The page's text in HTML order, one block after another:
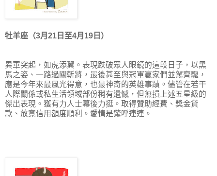
牡羊座（3月21日至4月19日）
異軍突起，如虎添翼。表現跌破眾人眼鏡的這段日子，以黑
馬之姿、一路過關斬將，最後甚至與冠軍贏家們並駕齊驅，
應是今年來最風光得意，也最神奇的英雄事蹟。儘管在若干
人際關係或私生活領域部份稍有遺憾，但無損上述五星級的
傑出表現。獲有力人士幕後力挺。取得贊助經費、獎金貸
款、放寬信用額度順利。愛情是驚呼連連。